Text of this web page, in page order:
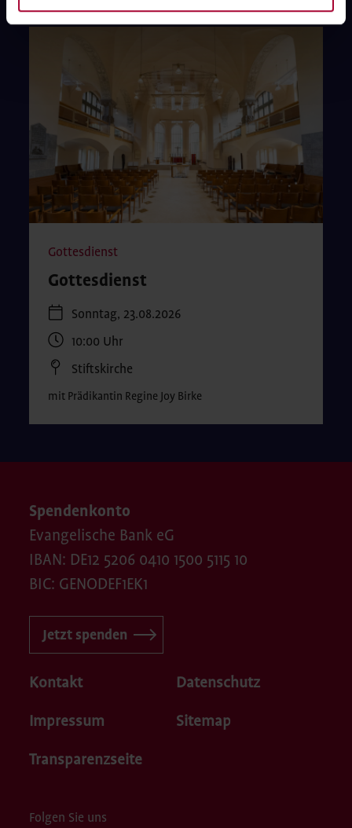
Gottesdienst
Gottesdienst
Sonntag, 23.08.2026
10:00 Uhr
Stiftskirche
mit Prädikantin Regine Joy Birke
Kontakt Datenschutz
Impressum Sitemap
Transparenzseite
Folgen Sie uns
Spendenkonto
Evangelische Bank eG
IBAN: DE12 5206 0410 1500 5115 10
BIC: GENODEF1EK1
Jetzt spenden